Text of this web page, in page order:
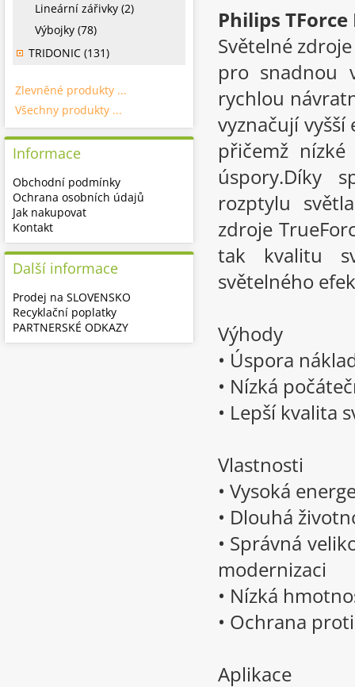
Philips TForce
Světelné
pro snadnou
rychlou
vyznačují
přičemž
úspory.Díky
rozptylu
zdroje
tak kvalitu
světelného
Výhody
• Úspora
• Nízká
• Lepší kvalita
Vlastnosti
• Vysoká
• Dlouhá
• Správná
modernizaci
• Nízká
• Ochrana
Aplikace
Lineární zářivky (2)
Výbojky (78)
TRIDONIC (131)
Zlevněné produkty ...
Všechny produkty ...
Informace
Obchodní podmínky
Ochrana osobních údajů
Jak nakupovat
Kontakt
Další informace
Prodej na SLOVENSKO
Recyklační poplatky
PARTNERSKÉ ODKAZY